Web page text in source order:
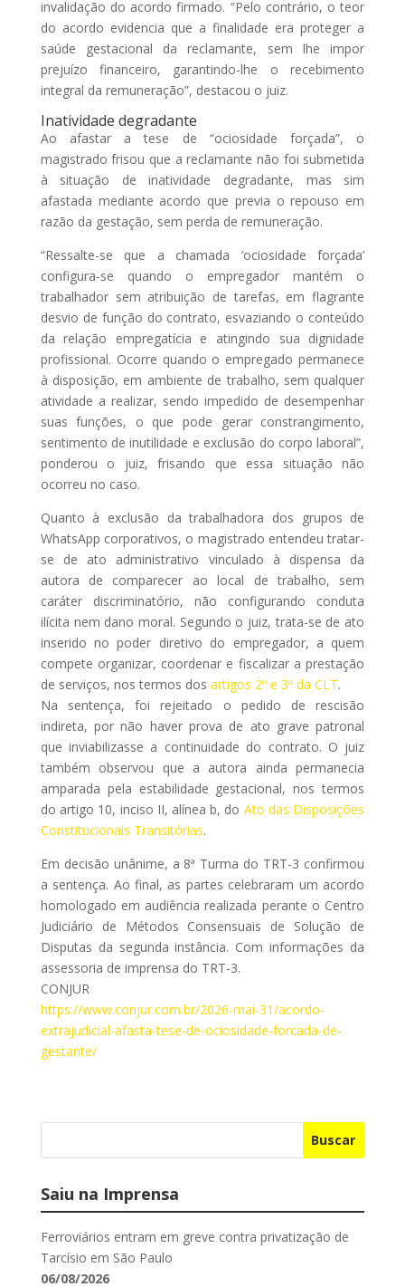
invalidação do acordo firmado. “Pelo contrário, o teor
do acordo evidencia que a finalidade era proteger a
saúde gestacional da reclamante, sem lhe impor
prejuízo financeiro, garantindo-lhe o recebimento
integral da remuneração”, destacou o juiz.
Inatividade degradante
Ao afastar a tese de “ociosidade forçada”, o
magistrado frisou que a reclamante não foi submetida
à situação de inatividade degradante, mas sim
afastada mediante acordo que previa o repouso em
razão da gestação, sem perda de remuneração.
“Ressalte-se que a chamada ‘ociosidade forçada’
configura-se quando o empregador mantém o
trabalhador sem atribuição de tarefas, em flagrante
desvio de função do contrato, esvaziando o conteúdo
da relação empregatícia e atingindo sua dignidade
profissional. Ocorre quando o empregado permanece
à disposição, em ambiente de trabalho, sem qualquer
atividade a realizar, sendo impedido de desempenhar
suas funções, o que pode gerar constrangimento,
sentimento de inutilidade e exclusão do corpo laboral”,
ponderou o juiz, frisando que essa situação não
ocorreu no caso.
Quanto à exclusão da trabalhadora dos grupos de
WhatsApp corporativos, o magistrado entendeu tratar-
se de ato administrativo vinculado à dispensa da
autora de comparecer ao local de trabalho, sem
caráter discriminatório, não configurando conduta
ilícita nem dano moral. Segundo o juiz, trata-se de ato
inserido no poder diretivo do empregador, a quem
compete organizar, coordenar e fiscalizar a prestação
de serviços, nos termos dos artigos 2º e 3º da CLT.
Na sentença, foi rejeitado o pedido de rescisão
indireta, por não haver prova de ato grave patronal
que inviabilizasse a continuidade do contrato. O juiz
também observou que a autora ainda permanecia
amparada pela estabilidade gestacional, nos termos
do artigo 10, inciso II, alínea b, do Ato das Disposições
Constitucionais Transitórias.
Em decisão unânime, a 8ª Turma do TRT-3 confirmou
a sentença. Ao final, as partes celebraram um acordo
homologado em audiência realizada perante o Centro
Judiciário de Métodos Consensuais de Solução de
Disputas da segunda instância. Com informações da
assessoria de imprensa do TRT-3.
CONJUR
https://www.conjur.com.br/2026-mai-31/acordo-
extrajudicial-afasta-tese-de-ociosidade-forcada-de-
gestante/
Buscar
Saiu na Imprensa
Ferroviários entram em greve contra privatização de
Tarcísio em São Paulo
06/08/2026